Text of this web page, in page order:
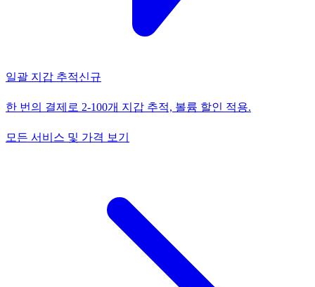
일괄 지갑 추적신규
한 번의 결제로 2-100개 지갑 추적, 볼륨 할인 적용.
모든 서비스 및 가격 보기